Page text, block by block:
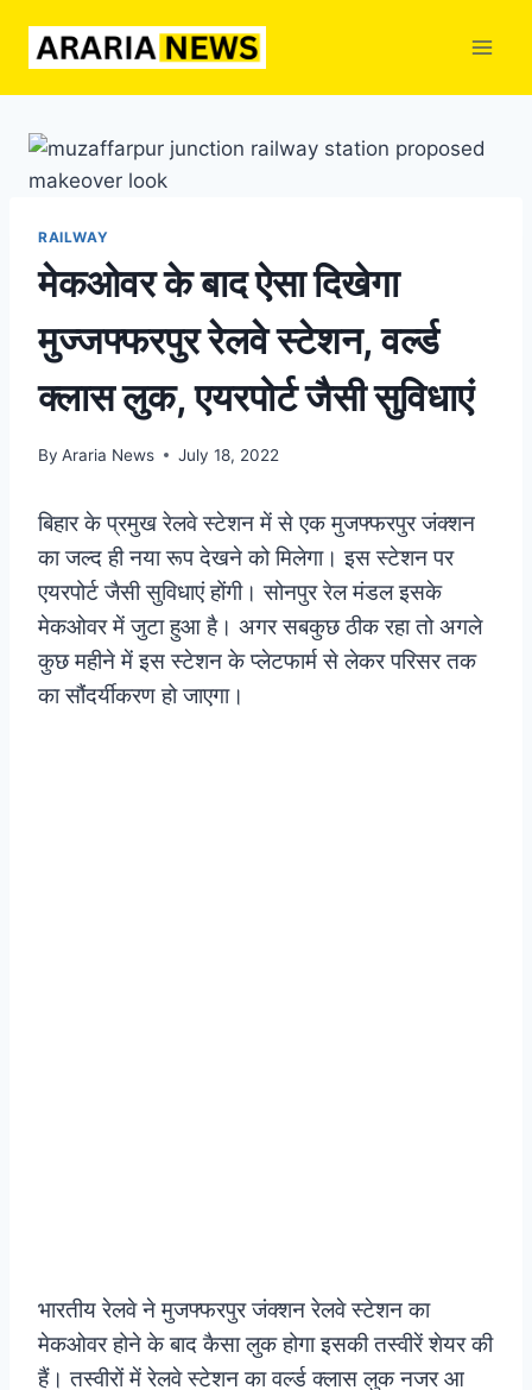
RAILWAY
मेकओवर के बाद ऐसा दिखेगा
मुज्जफ्फरपुर रेलवे स्टेशन, वर्ल्ड
क्लास लुक, एयरपोर्ट जैसी सुविधाएं
By Araria News July 18, 2022
बिहार के प्रमुख रेलवे स्टेशन में से एक मुजफ्फरपुर जंक्शन
का जल्द ही नया रूप देखने को मिलेगा। इस स्टेशन पर
एयरपोर्ट जैसी सुविधाएं होंगी। सोनपुर रेल मंडल इसके
मेकओवर में जुटा हुआ है। अगर सबकुछ ठीक रहा तो अगले
कुछ महीने में इस स्टेशन के प्लेटफार्म से लेकर परिसर तक
का सौंदर्यीकरण हो जाएगा।
भारतीय रेलवे ने मुजफ्फरपुर जंक्शन रेलवे स्टेशन का
मेकओवर होने के बाद कैसा लुक होगा इसकी तस्वीरें शेयर की
हैं। तस्वीरों में रेलवे स्टेशन का वर्ल्ड क्लास लुक नजर आ